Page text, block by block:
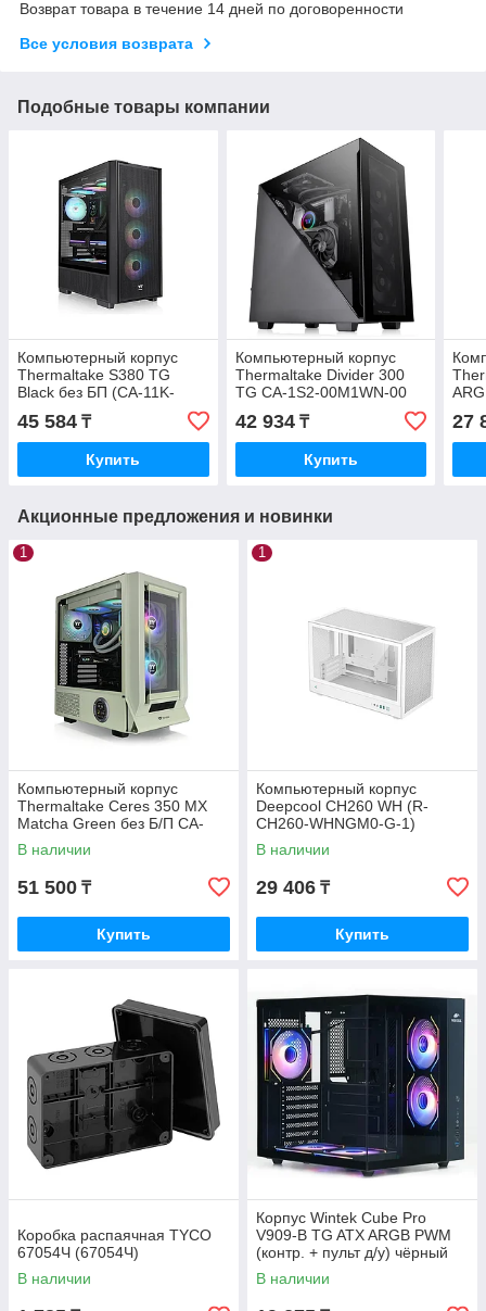
Возврат товара в течение 14 дней по договоренности
Все условия возврата
Подобные товары компании
Компьютерный корпус
Thermaltake S380 TG
Black без БП (CA-11K-
00M1WN-00)
45 584 ₸
Купить
Компьютерный корпус
Thermaltake Divider 300
TG CA-1S2-00M1WN-00
ATX/MicroATX/Mini-ITX
USB 2*3.0 /Без Б/П
42 934₸
Купить
27
Акционные предложения и новинки
1
Компьютерный корпус
Thermaltake Ceres 350 MX
Matcha Green без Б/П CA-
1Z3-00MEWN-00
В наличии
51 500 ₸
Купить
1
Компьютерный корпус
Deepcool CH260 WH (R-
CH260-WHNGM0-G-1)
В наличии
29 406 ₸
Купить
Коробка распаячная TYCO
67054Ч (67054Ч)
В наличии
Корпус Wintek Cube Pro
V909-B TG ATX ARGB PWM
(контр. + пульт д/у) чёрный
В наличии